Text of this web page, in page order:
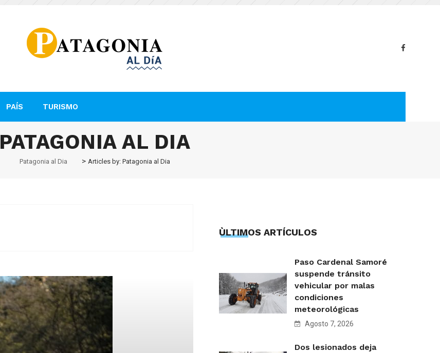
PAÍS TURISMO
PATAGONIA AL DIA
Patagonia al Dia > Articles by: Patagonia al Dia
ÙLTIMOS ARTÍCULOS
Paso Cardenal Samoré
suspende tránsito
vehicular por malas
condiciones
meteorológicas
Agosto 7, 2026
Dos lesionados deja